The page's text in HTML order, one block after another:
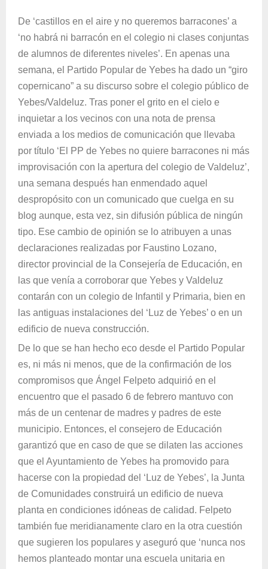
De ‘castillos en el aire y no queremos barracones’ a
‘no habrá ni barracón en el colegio ni clases conjuntas
de alumnos de diferentes niveles’. En apenas una
semana, el Partido Popular de Yebes ha dado un “giro
copernicano” a su discurso sobre el colegio público de
Yebes/Valdeluz. Tras poner el grito en el cielo e
inquietar a los vecinos con una nota de prensa
enviada a los medios de comunicación que llevaba
por título ‘El PP de Yebes no quiere barracones ni más
improvisación con la apertura del colegio de Valdeluz’,
una semana después han enmendado aquel
despropósito con un comunicado que cuelga en su
blog aunque, esta vez, sin difusión pública de ningún
tipo. Ese cambio de opinión se lo atribuyen a unas
declaraciones realizadas por Faustino Lozano,
director provincial de la Consejería de Educación, en
las que venía a corroborar que Yebes y Valdeluz
contarán con un colegio de Infantil y Primaria, bien en
las antiguas instalaciones del ‘Luz de Yebes’ o en un
edificio de nueva construcción.
De lo que se han hecho eco desde el Partido Popular
es, ni más ni menos, que de la confirmación de los
compromisos que Ángel Felpeto adquirió en el
encuentro que el pasado 6 de febrero mantuvo con
más de un centenar de madres y padres de este
municipio. Entonces, el consejero de Educación
garantizó que en caso de que se dilaten las acciones
que el Ayuntamiento de Yebes ha promovido para
hacerse con la propiedad del ‘Luz de Yebes’, la Junta
de Comunidades construirá un edificio de nueva
planta en condiciones idóneas de calidad. Felpeto
también fue meridianamente claro en la otra cuestión
que sugieren los populares y aseguró que ‘nunca nos
hemos planteado montar una escuela unitaria en